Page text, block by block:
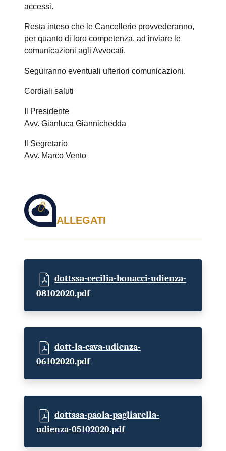
accessi.
Resta inteso che le Cancellerie provvederanno,
per quanto di loro competenza, ad inviare le
comunicazioni agli Avvocati.
Seguiranno eventuali ulteriori comunicazioni.
Cordiali saluti
Il Presidente
Avv. Gianluca Giannichedda
Il Segretario
Avv. Marco Vento
ALLEGATI
dottssa-cecilia-bonacci-udienza-
08102020.pdf
dott-la-cava-udienza-
06102020.pdf
dottssa-paola-pagliarella-
udienza-05102020.pdf